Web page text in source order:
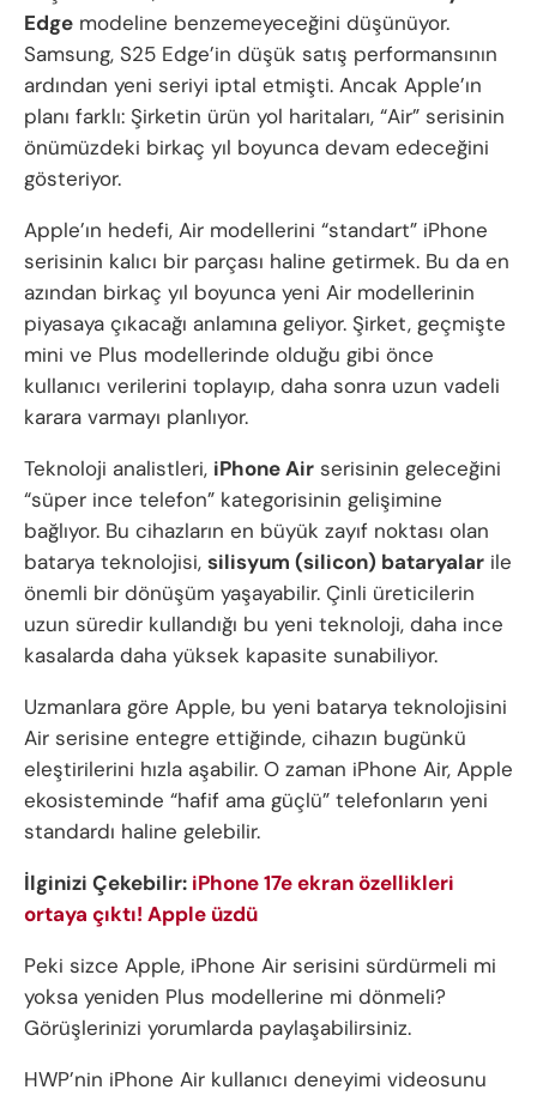
Edge modeline benzemeyeceğini düşünüyor.
Samsung, S25 Edge’in düşük satış performansının
ardından yeni seriyi iptal etmişti. Ancak Apple’ın
planı farklı: Şirketin ürün yol haritaları, “Air” serisinin
önümüzdeki birkaç yıl boyunca devam edeceğini
gösteriyor.
Apple’ın hedefi, Air modellerini “standart” iPhone
serisinin kalıcı bir parçası haline getirmek. Bu da en
azından birkaç yıl boyunca yeni Air modellerinin
piyasaya çıkacağı anlamına geliyor. Şirket, geçmişte
mini ve Plus modellerinde olduğu gibi önce
kullanıcı verilerini toplayıp, daha sonra uzun vadeli
karara varmayı planlıyor.
Teknoloji analistleri, iPhone Air serisinin geleceğini
“süper ince telefon” kategorisinin gelişimine
bağlıyor. Bu cihazların en büyük zayıf noktası olan
batarya teknolojisi, silisyum (silicon) bataryalar ile
önemli bir dönüşüm yaşayabilir. Çinli üreticilerin
uzun süredir kullandığı bu yeni teknoloji, daha ince
kasalarda daha yüksek kapasite sunabiliyor.
Uzmanlara göre Apple, bu yeni batarya teknolojisini
Air serisine entegre ettiğinde, cihazın bugünkü
eleştirilerini hızla aşabilir. O zaman iPhone Air, Apple
ekosisteminde “hafif ama güçlü” telefonların yeni
standardı haline gelebilir.
İlginizi Çekebilir: iPhone 17e ekran özellikleri
ortaya çıktı! Apple üzdü
Peki sizce Apple, iPhone Air serisini sürdürmeli mi
yoksa yeniden Plus modellerine mi dönmeli?
Görüşlerinizi yorumlarda paylaşabilirsiniz.
HWP’nin iPhone Air kullanıcı deneyimi videosunu